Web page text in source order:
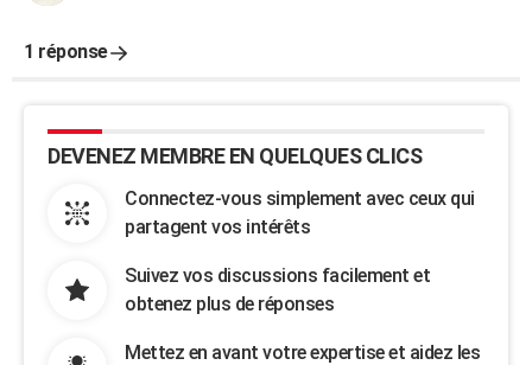
1 réponse
DEVENEZ MEMBRE EN QUELQUES CLICS
Connectez-vous simplement avec ceux qui
partagent vos intérêts
Suivez vos discussions facilement et
obtenez plus de réponses
Mettez en avant votre expertise et aidez les